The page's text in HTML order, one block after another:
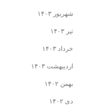
شهریور ۱۴۰۳
تیر ۱۴۰۳
خرداد ۱۴۰۳
اردیبهشت ۱۴۰۳
بهمن ۱۴۰۲
دی ۱۴۰۲